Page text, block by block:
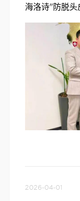
海洛诗"防脱
2026-04-01